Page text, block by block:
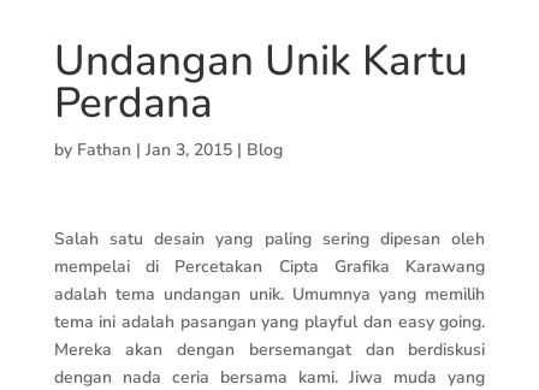
Undangan Unik Kartu
Perdana
by Fathan | Jan 3, 2015| Blog
Salah satu desain yang paling sering dipesan oleh
mempelai di Percetakan Cipta Grafika Karawang
adalah tema undangan unik. Umumnya yang memilih
tema ini adalah pasangan yang playful dan easy going.
Mereka akan dengan bersemangat dan berdiskusi
dengan nada ceria bersama kami. Jiwa muda yang